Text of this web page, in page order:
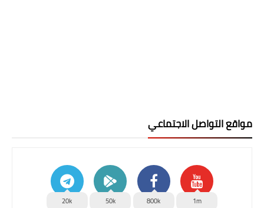
مواقع التواصل الاجتماعي
1m
800k
50k
20k